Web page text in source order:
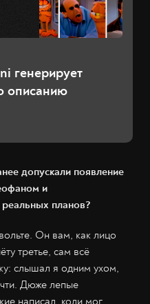
генерирует
описанию
допускали появление
и
планов?
Он вам, как лицо
третье, сам всё
слышал я одним ухом,
Дюже лепые